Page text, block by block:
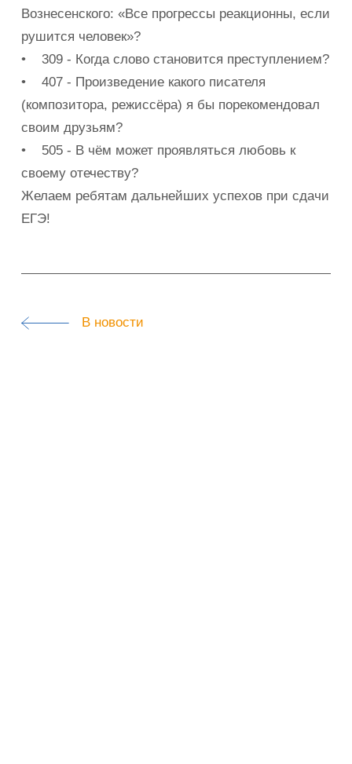
Вознесенского: «Все прогрессы реакционны, если
рушится человек»?
• 309 - Когда слово становится преступлением?
• 407 - Произведение какого писателя
(композитора, режиссёра) я бы порекомендовал
своим друзьям?
• 505 - В чём может проявляться любовь к
своему отечеству?
Желаем ребятам дальнейших успехов при сдачи
ЕГЭ!
В новости